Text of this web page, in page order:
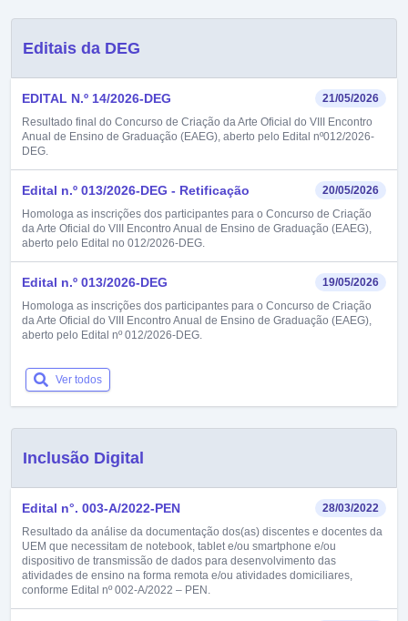
Editais da DEG
EDITAL N.º 14/2026-DEG
21/05/2026
Resultado final do Concurso de Criação da Arte Oficial do VIII Encontro
Anual de Ensino de Graduação (EAEG), aberto pelo Edital nº012/2026-
DEG.
Edital n.º 013/2026-DEG - Retificação
20/05/2026
Homologa as inscrições dos participantes para o Concurso de Criação
da Arte Oficial do VIII Encontro Anual de Ensino de Graduação (EAEG),
aberto pelo Edital no 012/2026-DEG.
Edital n.º 013/2026-DEG
19/05/2026
Homologa as inscrições dos participantes para o Concurso de Criação
da Arte Oficial do VIII Encontro Anual de Ensino de Graduação (EAEG),
aberto pelo Edital nº 012/2026-DEG.
Ver todos
Inclusão Digital
Edital n°. 003-A/2022-PEN
28/03/2022
Resultado da análise da documentação dos(as) discentes e docentes da
UEM que necessitam de notebook, tablet e/ou smartphone e/ou
dispositivo de transmissão de dados para desenvolvimento das
atividades de ensino na forma remota e/ou atividades domiciliares,
conforme Edital nº 002-A/2022 – PEN.